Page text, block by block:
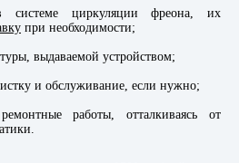
системе циркуляции фреона, их
при необходимости;
выдаваемой устройством;
и обслуживание, если нужно;
работы, отталкиваясь от